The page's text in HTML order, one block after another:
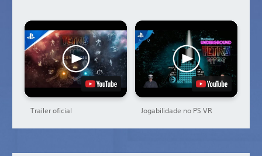
Trailer oficial Jogabilidade no PS VR